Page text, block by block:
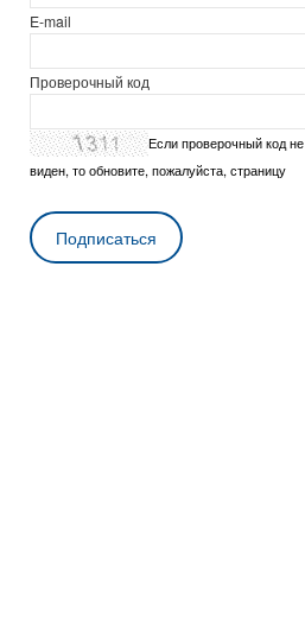
E-mail
Проверочный код
Если проверочный код не
виден, то обновите, пожалуйста, страницу